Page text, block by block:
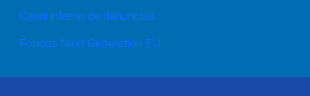
Canal interno de denuncias
Fondos Next Generation EU